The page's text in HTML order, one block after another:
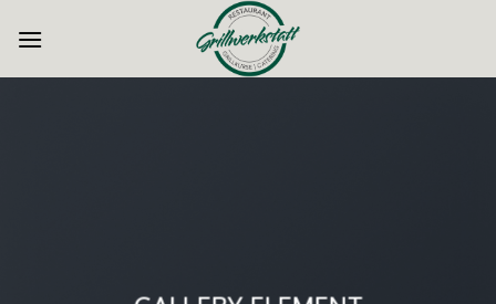
Inhalt